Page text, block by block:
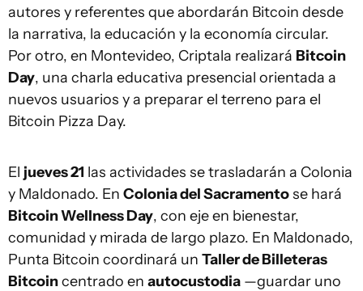
autores y referentes que abordarán Bitcoin desde
la narrativa, la educación y la economía circular.
Por otro, en Montevideo, Criptala realizará Bitcoin
Day, una charla educativa presencial orientada a
nuevos usuarios y a preparar el terreno para el
Bitcoin Pizza Day.
El jueves 21 las actividades se trasladarán a Colonia
y Maldonado. En Colonia del Sacramentose hará
Bitcoin Wellness Day, con eje en bienestar,
comunidad y mirada de largo plazo. En Maldonado,
Punta Bitcoin coordinará un Taller de Billeteras
Bitcoincentrado en autocustodia —guardar uno